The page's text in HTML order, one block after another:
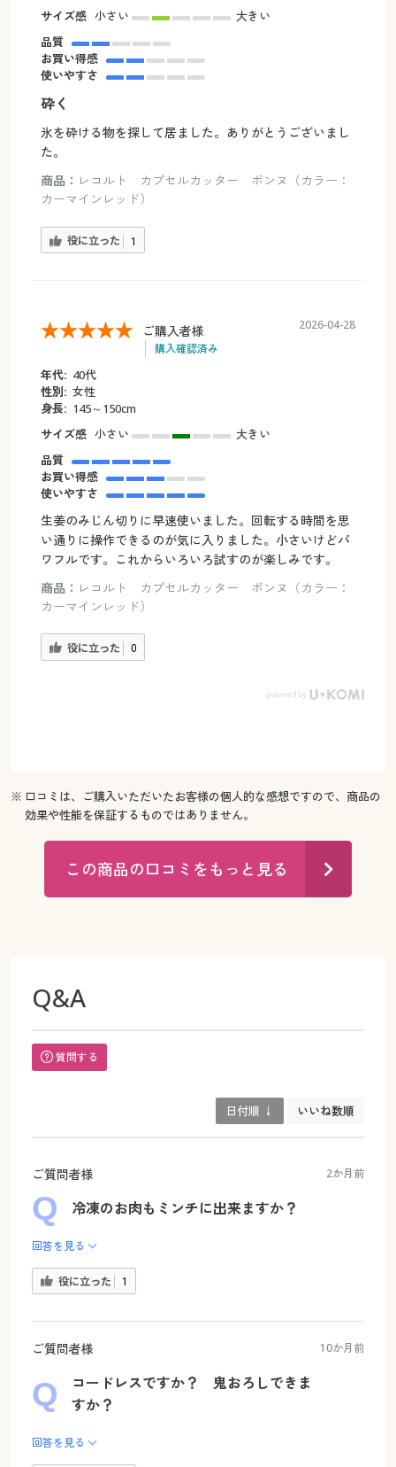
サイズ感 小さい
大きい
品質
お買い得感
使いやすさ
砕く
氷を砕ける物を探して居ました。ありがとうございまし
た。
商品： レコルト カプセルカッター ボンヌ（カラー：
カーマインレッド）
役に立った 1
ご購入者様
購入確認済み
2026-04-28
年代: 40代
性別: 女性
身長: 145～150cm
サイズ感 小さい
大きい
品質
お買い得感
使いやすさ
生姜のみじん切りに早速使いました。回転する時間を思
い通りに操作できるのが気に入りました。小さいけどパ
ワフルです。これからいろいろ試すのが楽しみです。
商品： レコルト カプセルカッター ボンヌ（カラー：
カーマインレッド）
役に立った 0
※ 口コミは、ご購入いただいたお客様の個人的な感想ですので、商品の
効果や性能を保証するものではありません。
この商品の口コミをもっと見る
Q&A
質問する
日付順 ↓ いいね数順
ご質問者様 2か月前
冷凍のお肉もミンチに出来ますか？
回答を見る
役に立った 1
ご質問者様 10か月前
コードレスですか？ 鬼おろしできま
すか？
回答を見る